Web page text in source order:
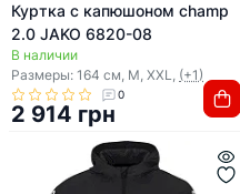
Куртка с капюшоном champ
2.0 JAKO 6820-08
В наличии
Размеры: 164 см, M, XXL, (+1)
0
2 914 грн